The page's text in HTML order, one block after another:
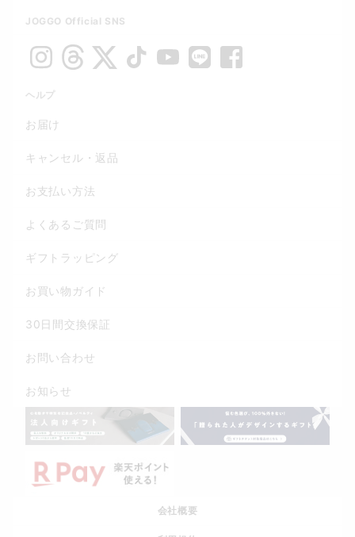
JOGGO Official SNS
ヘルプ
お届け
キャンセル・返品
お支払い方法
よくあるご質問
ギフトラッピング
お買い物ガイド
30日間交換保証
お問い合わせ
お知らせ
会社概要